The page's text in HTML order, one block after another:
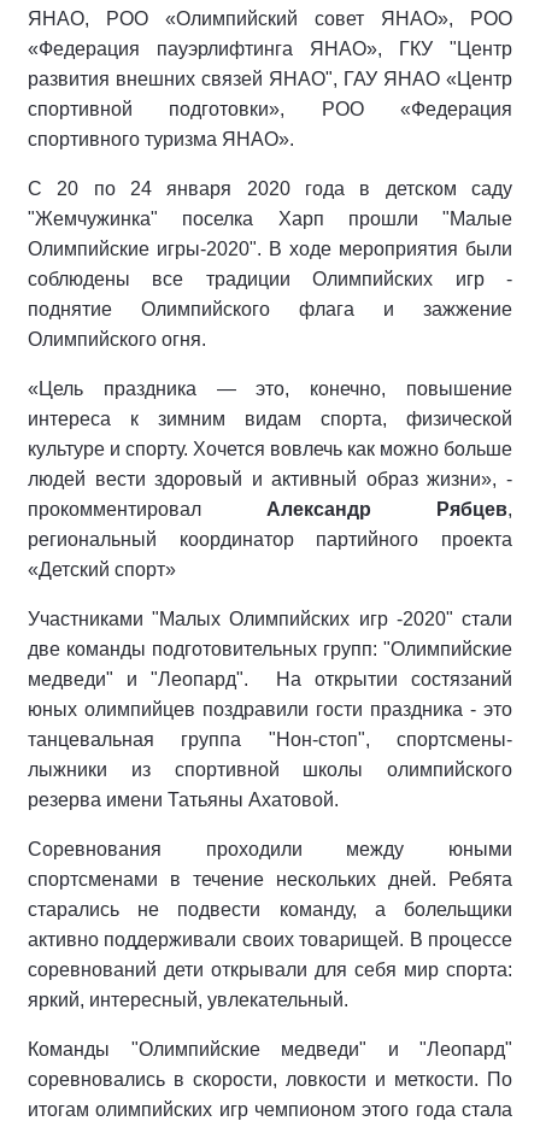
ЯНАО, РОО «Олимпийский совет ЯНАО», РОО
«Федерация пауэрлифтинга ЯНАО», ГКУ "Центр
развития внешних связей ЯНАО", ГАУ ЯНАО «Центр
спортивной подготовки», РОО «Федерация
спортивного туризма ЯНАО».
С 20 по 24 января 2020 года в детском саду
"Жемчужинка" поселка Харп прошли "Малые
Олимпийские игры-2020". В ходе мероприятия были
соблюдены все традиции Олимпийских игр -
поднятие Олимпийского флага и зажжение
Олимпийского огня.
«Цель праздника — это, конечно, повышение
интереса к зимним видам спорта, физической
культуре и спорту. Хочется вовлечь как можно больше
людей вести здоровый и активный образ жизни», -
прокомментировал Александр Рябцев,
региональный координатор партийного проекта
«Детский спорт»
Участниками "Малых Олимпийских игр -2020" стали
две команды подготовительных групп: "Олимпийские
медведи" и "Леопард". На открытии состязаний
юных олимпийцев поздравили гости праздника - это
танцевальная группа "Нон-стоп", спортсмены-
лыжники из спортивной школы олимпийского
резерва имени Татьяны Ахатовой.
Соревнования проходили между юными
спортсменами в течение нескольких дней. Ребята
старались не подвести команду, а болельщики
активно поддерживали своих товарищей. В процессе
соревнований дети открывали для себя мир спорта:
яркий, интересный, увлекательный.
Команды "Олимпийские медведи" и "Леопард"
соревновались в скорости, ловкости и меткости. По
итогам олимпийских игр чемпионом этого года стала